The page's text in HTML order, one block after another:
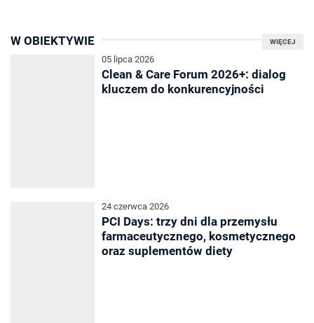
WIĘCEJ
W OBIEKTYWIE
05 lipca 2026
Clean & Care Forum 2026+: dialog
kluczem do konkurencyjności
24 czerwca 2026
PCI Days: trzy dni dla przemysłu
farmaceutycznego, kosmetycznego
oraz suplementów diety